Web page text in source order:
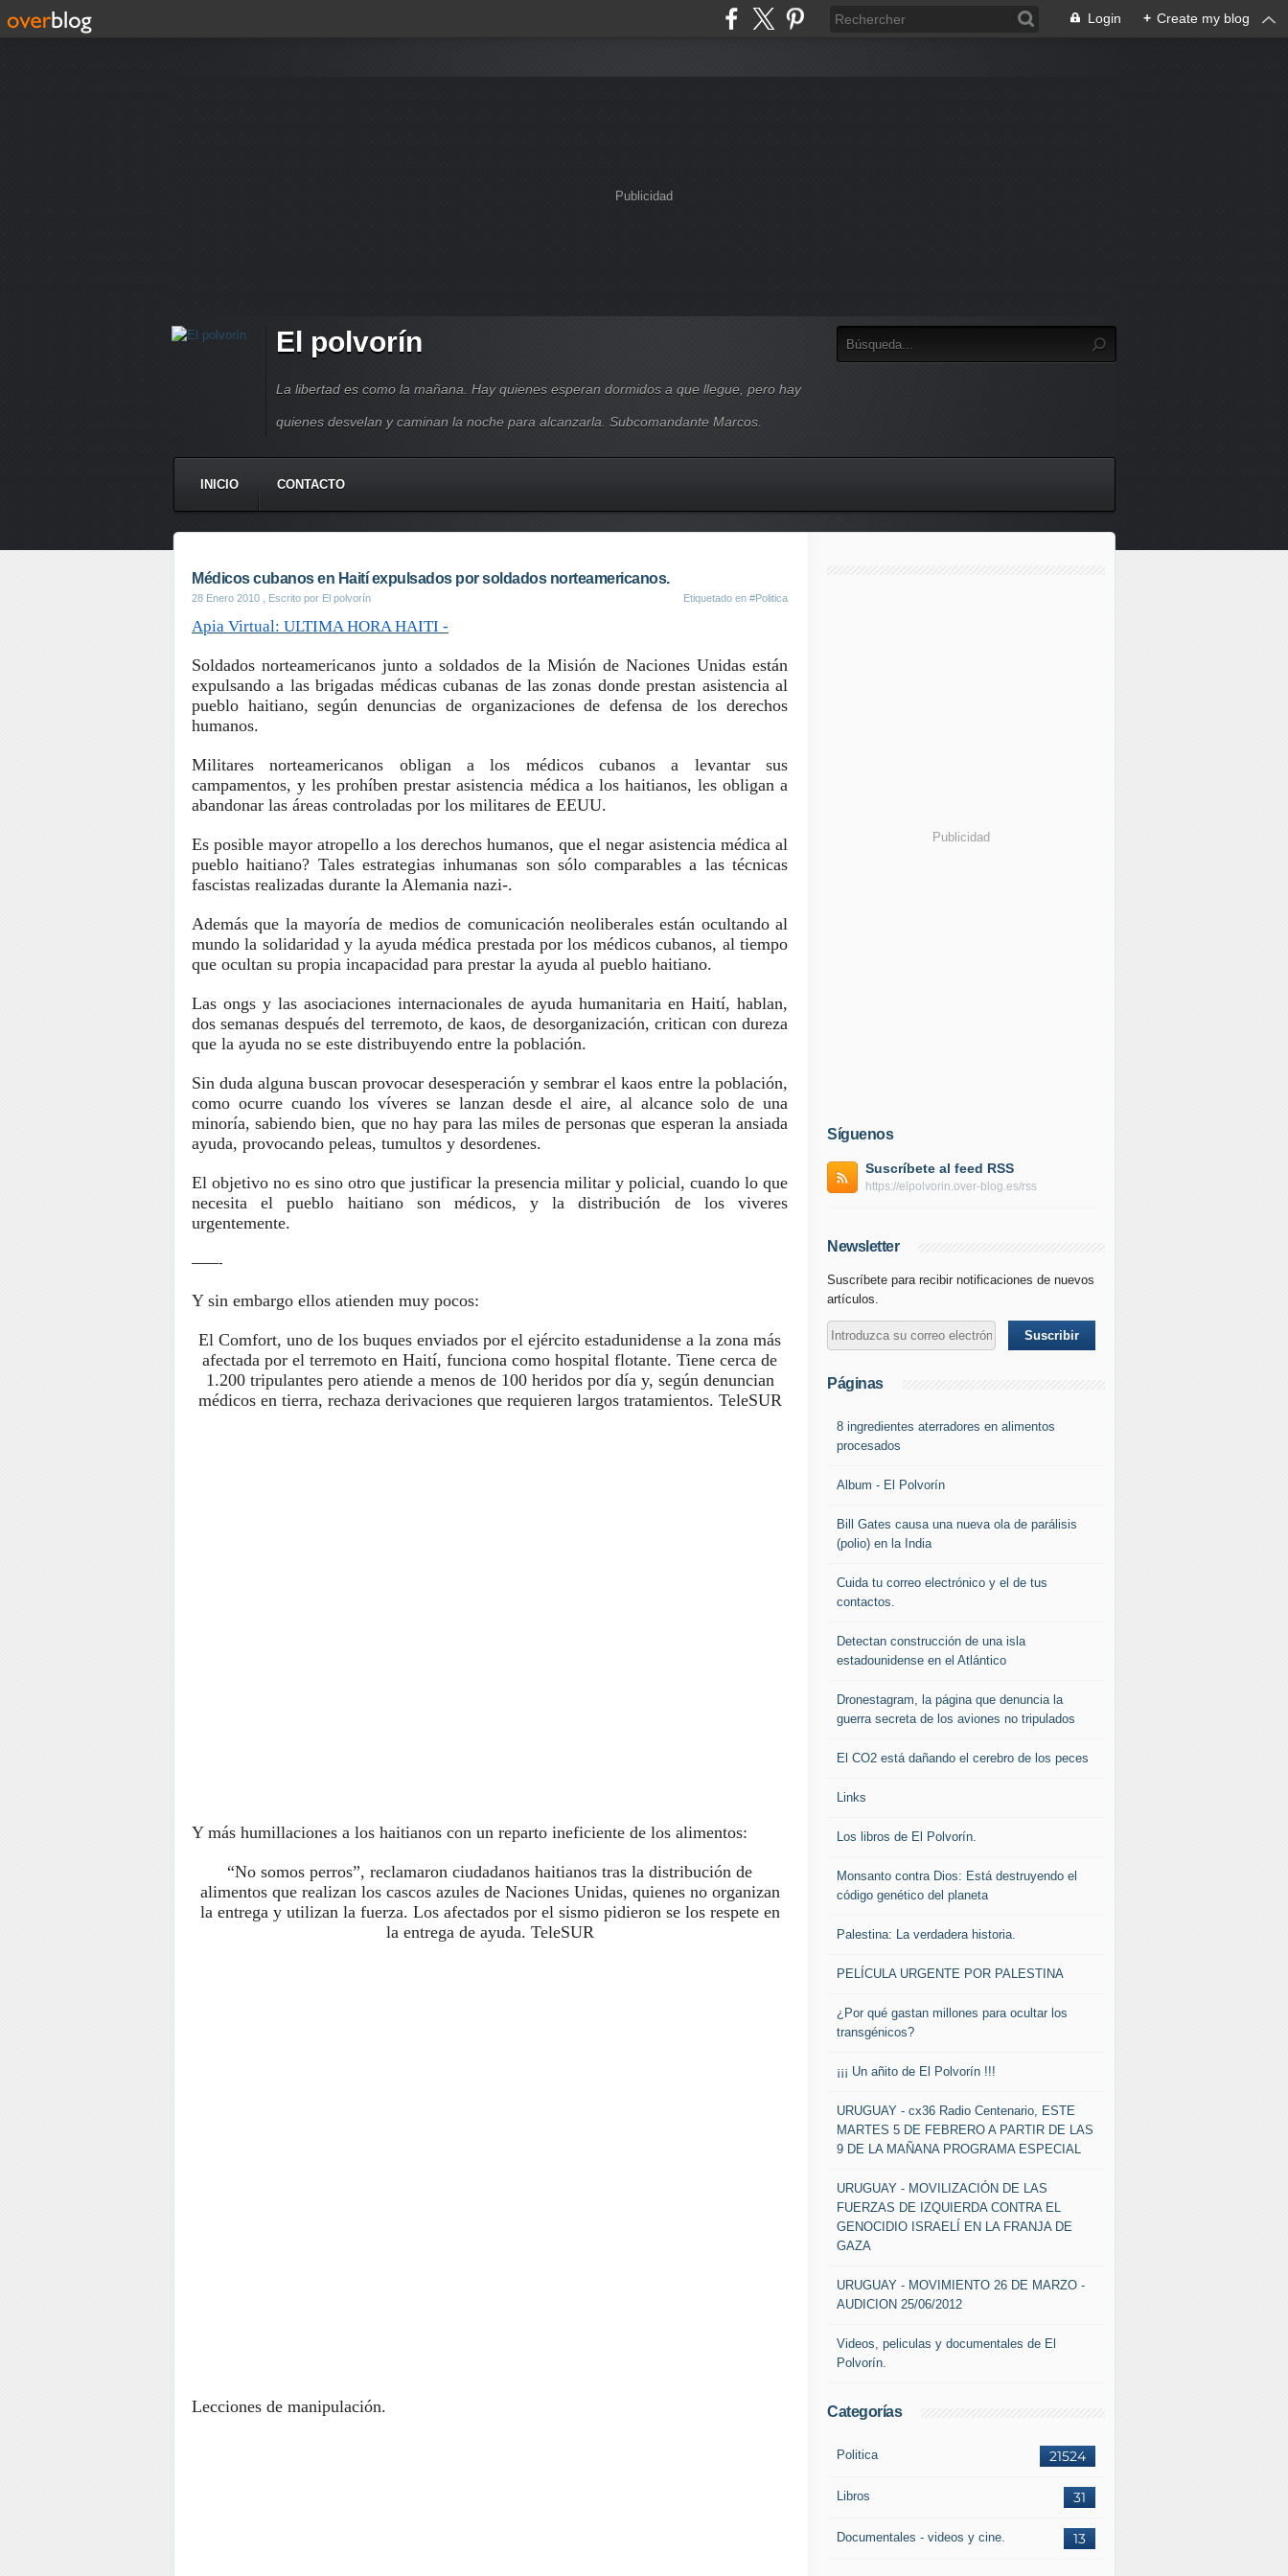
Login + Create my blog
Publicidad
El polvorín
La libertad es como la mañana. Hay quienes esperan dormidos a que llegue, pero hay
quienes desvelan y caminan la noche para alcanzarla. Subcomandante Marcos.
INICIO CONTACTO
Médicos cubanos en Haití expulsados por soldados norteamericanos.
28 Enero 2010 , Escrito por El polvorín Etiquetado en #Politica
Apia Virtual: ULTIMA HORA HAITI -
Soldados norteamericanos junto a soldados de la Misión de Naciones Unidas están
expulsando a las brigadas médicas cubanas de las zonas donde prestan asistencia al
pueblo haitiano, según denuncias de organizaciones de defensa de los derechos
humanos.
Militares norteamericanos obligan a los médicos cubanos a levantar sus
campamentos, y les prohíben prestar asistencia médica a los haitianos, les obligan a
abandonar las áreas controladas por los militares de EEUU.
Es posible mayor atropello a los derechos humanos, que el negar asistencia médica al
pueblo haitiano? Tales estrategias inhumanas son sólo comparables a las técnicas
fascistas realizadas durante la Alemania nazi-.
Además que la mayoría de medios de comunicación neoliberales están ocultando al
mundo la solidaridad y la ayuda médica prestada por los médicos cubanos, al tiempo
que ocultan su propia incapacidad para prestar la ayuda al pueblo haitiano.
Las ongs y las asociaciones internacionales de ayuda humanitaria en Haití, hablan,
dos semanas después del terremoto, de kaos, de desorganización, critican con dureza
que la ayuda no se este distribuyendo entre la población.
Sin duda alguna buscan provocar desesperación y sembrar el kaos entre la población,
como ocurre cuando los víveres se lanzan desde el aire, al alcance solo de una
minoría, sabiendo bien, que no hay para las miles de personas que esperan la ansiada
ayuda, provocando peleas, tumultos y desordenes.
El objetivo no es sino otro que justificar la presencia militar y policial, cuando lo que
necesita el pueblo haitiano son médicos, y la distribución de los viveres
urgentemente.
——-
Y sin embargo ellos atienden muy pocos:
El Comfort, uno de los buques enviados por el ejército estadunidense a la zona más
afectada por el terremoto en Haití, funciona como hospital flotante. Tiene cerca de
1.200 tripulantes pero atiende a menos de 100 heridos por día y, según denuncian
médicos en tierra, rechaza derivaciones que requieren largos tratamientos. TeleSUR
Y más humillaciones a los haitianos con un reparto ineficiente de los alimentos:
“No somos perros”, reclamaron ciudadanos haitianos tras la distribución de
alimentos que realizan los cascos azules de Naciones Unidas, quienes no organizan
la entrega y utilizan la fuerza. Los afectados por el sismo pidieron se los respete en
la entrega de ayuda. TeleSUR
Lecciones de manipulación.
Publicidad
Síguenos
Suscríbete al feed RSS
https://elpolvorin.over-blog.es/rss
Newsletter
Suscríbete para recibir notificaciones de nuevos
artículos.
Páginas
8 ingredientes aterradores en alimentos
procesados
Album - El Polvorín
Bill Gates causa una nueva ola de parálisis
(polio) en la India
Cuida tu correo electrónico y el de tus
contactos.
Detectan construcción de una isla
estadounidense en el Atlántico
Dronestagram, la página que denuncia la
guerra secreta de los aviones no tripulados
El CO2 está dañando el cerebro de los peces
Links
Los libros de El Polvorín.
Monsanto contra Dios: Está destruyendo el
código genético del planeta
Palestina: La verdadera historia.
PELÍCULA URGENTE POR PALESTINA
¿Por qué gastan millones para ocultar los
transgénicos?
¡¡¡ Un añito de El Polvorín !!!
URUGUAY - cx36 Radio Centenario, ESTE
MARTES 5 DE FEBRERO A PARTIR DE LAS
9 DE LA MAÑANA PROGRAMA ESPECIAL
URUGUAY - MOVILIZACIÓN DE LAS
FUERZAS DE IZQUIERDA CONTRA EL
GENOCIDIO ISRAELÍ EN LA FRANJA DE
GAZA
URUGUAY - MOVIMIENTO 26 DE MARZO -
AUDICION 25/06/2012
Videos, peliculas y documentales de El
Polvorín.
Categorías
21524
Politica
31
Libros
13
Documentales - videos y cine.